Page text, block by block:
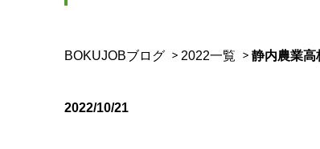
BOKUJOBブログ 2022一覧 静内農業
2022/10/21